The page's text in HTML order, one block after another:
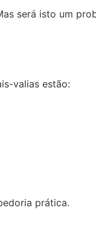
será isto um
valias estão:
prática.